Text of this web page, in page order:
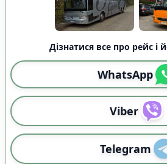
Дізнатися все про рейс і
WhatsApp
Viber
Telegram